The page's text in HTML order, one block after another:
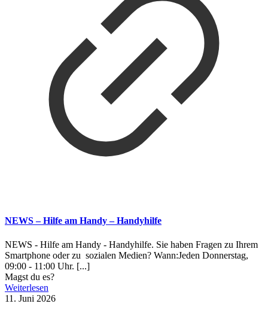
NEWS – Hilfe am Handy – Handyhilfe
NEWS - Hilfe am Handy - Handyhilfe. Sie haben Fragen zu Ihrem
Smartphone oder zu sozialen Medien? Wann:Jeden Donnerstag,
09:00 - 11:00 Uhr. [...]
Magst du es?
Weiterlesen
11. Juni 2026